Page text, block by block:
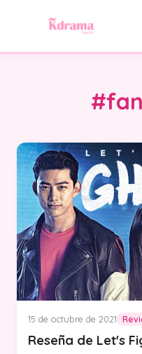
15 de octubre de 2021
Reseña de Let's